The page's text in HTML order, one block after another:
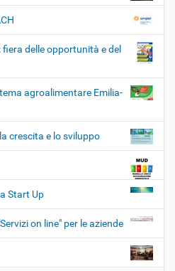
delle opportunità e del
agroalimentare Emilia-
crescita e lo sviluppo
Start Up
on line" per le aziende